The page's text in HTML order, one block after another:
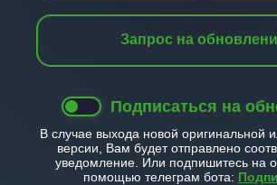
Запрос на
Подписаться на
В случае выхода новой оригинальной
версии, Вам будет отправлено
уведомление. Или подпишитесь на
помощью телеграм бота: